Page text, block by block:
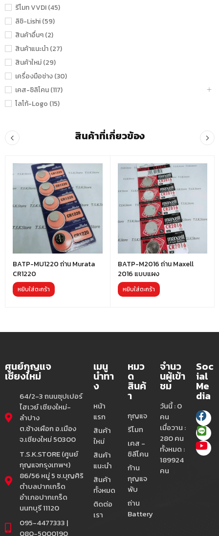
รีโมท VVDI (45)
ลิชิ-Lishi (59)
สินค้าอื่นๆ (2)
สินค้าแนะนำ (27)
สินค้าใหม่ (29)
เครื่องมือช่าง (30)
เคส-ซิลิโคน (117)
โลโก้-Logo (15)
สินค้าที่เกี่ยวข้อง
BATP-MU1220 ถ่าน Murata
CR1220
หยิบใส่ตะกร้า
BATP-M2016 ถ่าน Maxell
2016 แบบแผง
หยิบใส่ตะกร้า
ศูนย์กุญแจ
เชียงใหม่
64/2-3 ถนนซุปเปอร์
ไฮเวย์ เชียงใหม่-
ลำปาง
ต.ช้างเผือก อ.เมือง
จ.เชียงใหม่ 50300
T.S.K.STORE (ศูนย์
กุญแจกรุงเทพฯ)
86/56 หมู่ 5 ซ.บุญศิริ
ตำบลปากเกร็ด
อำเภอปากเกร็ด
นนทบุรี 11120
095-4477333 |
080-5000190
เมนู
นำทา
ง
หน้า
แรก
สินค้า
ใหม่
สินค้า
แนะนำ
สินค้า
ทั้งหมด
ติดต่อ
เรา
หมว
ด
สินค้
า
กุญแจ
รีโมท
เคส -
ซิลีโคน
ก้าน
กุญแจ
พับ
ถ่าน
Battery
จำนว
นผู้เข้า
ชม
วันนี้ : 0
คน
เมื่อวาน :
280 คน
ทั้งหมด :
189924
คน
Soc
ial
Me
dia